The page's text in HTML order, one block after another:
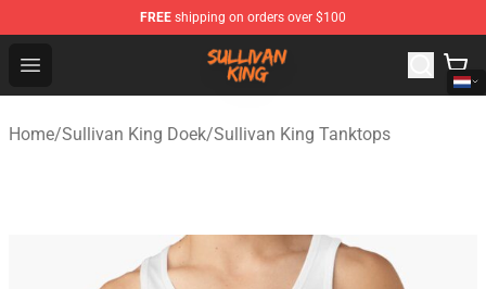
FREE shipping on orders over $100
Open menu
Sullivan King Shop - Official Sullivan King Merchandise
Home/Sullivan King Doek/Sullivan King Tanktops